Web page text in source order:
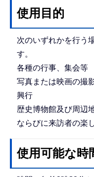
使用目的
次のいずれかを行う
す。
各種の行事、集会等
写真または映画の撮
興行
歴史博物館及び周辺
ならびに来訪者の楽
使用可能な時